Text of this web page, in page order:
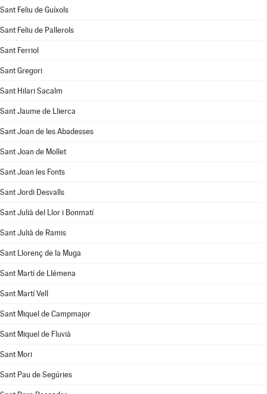
Sant Feliu de Guíxols
Sant Feliu de Pallerols
Sant Ferriol
Sant Gregori
Sant Hilari Sacalm
Sant Jaume de Llierca
Sant Joan de les Abadesses
Sant Joan de Mollet
Sant Joan les Fonts
Sant Jordi Desvalls
Sant Julià del Llor i Bonmatí
Sant Julià de Ramis
Sant Llorenç de la Muga
Sant Martí de Llémena
Sant Martí Vell
Sant Miquel de Campmajor
Sant Miquel de Fluvià
Sant Mori
Sant Pau de Segúries